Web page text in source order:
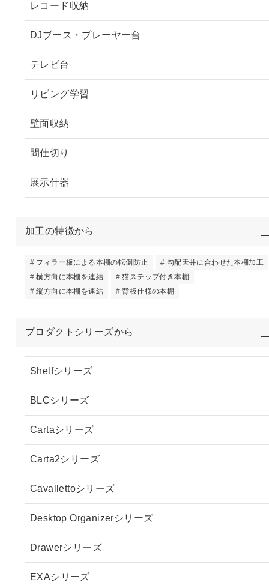
レコード収納
DJブース・プレーヤー台
テレビ台
リビング学習
壁面収納
間仕切り
展示什器
加工の特徴から
フィラー板による本棚の転倒防止
勾配天井に合わせた本棚加工
横方向に本棚を連結
猫ステップ付き本棚
縦方向に本棚を連結
背板仕様の本棚
プロダクトシリーズから
Shelfシリーズ
BLCシリーズ
Cartaシリーズ
Carta2シリーズ
Cavallettoシリーズ
Desktop Organizerシリーズ
Drawerシリーズ
EXAシリーズ